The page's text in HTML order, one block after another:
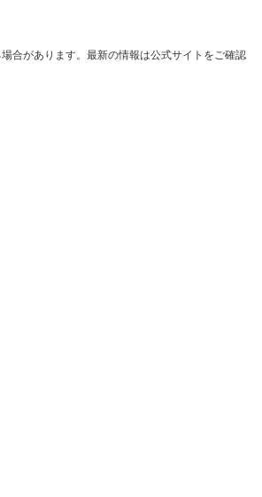
合があります。最新の情報は公式サイトをご確認